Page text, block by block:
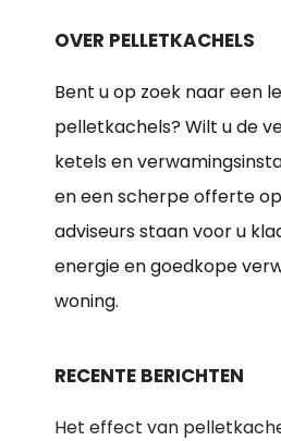
OVER PELLETKACHELS
Bent u op zoek naar een
pelletkachels? Wilt u de
ketels en
en een scherpe offerte
adviseurs staan voor u
energie en goedkope
woning.
RECENTE BERICHTEN
Het effect van